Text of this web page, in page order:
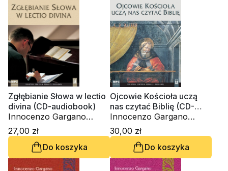
Zgłębianie Słowa w lectio
divina (CD-audiobook)
Innocenzo Gargano
OSBCam.
27,00 zł
Do koszyka
Ojcowie Kościoła uczą
nas czytać Biblię (CD-
audiobook)
Innocenzo Gargano
OSBCam., ks. Edward
Staniek, Dariusz
Kasprzak OFMCap, ks.
Krzysztof Wons SDS
30,00 zł
Do koszyka